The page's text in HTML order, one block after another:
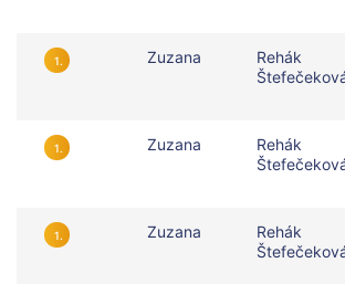
1. Zuzana
Rehák
1. Zuzana
Rehák
1. Zuzana
Rehák